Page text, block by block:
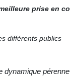
prise en
différents publics